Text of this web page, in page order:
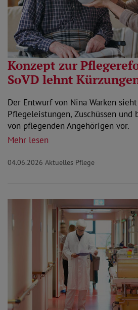
Konzept zur
SoVD lehnt
Der Entwurf von Nina Warken
Pflegeleistungen, Zuschüssen
von pflegenden Angehörigen vor.
Mehr lesen
04.06.2026 Aktuelles Pflege